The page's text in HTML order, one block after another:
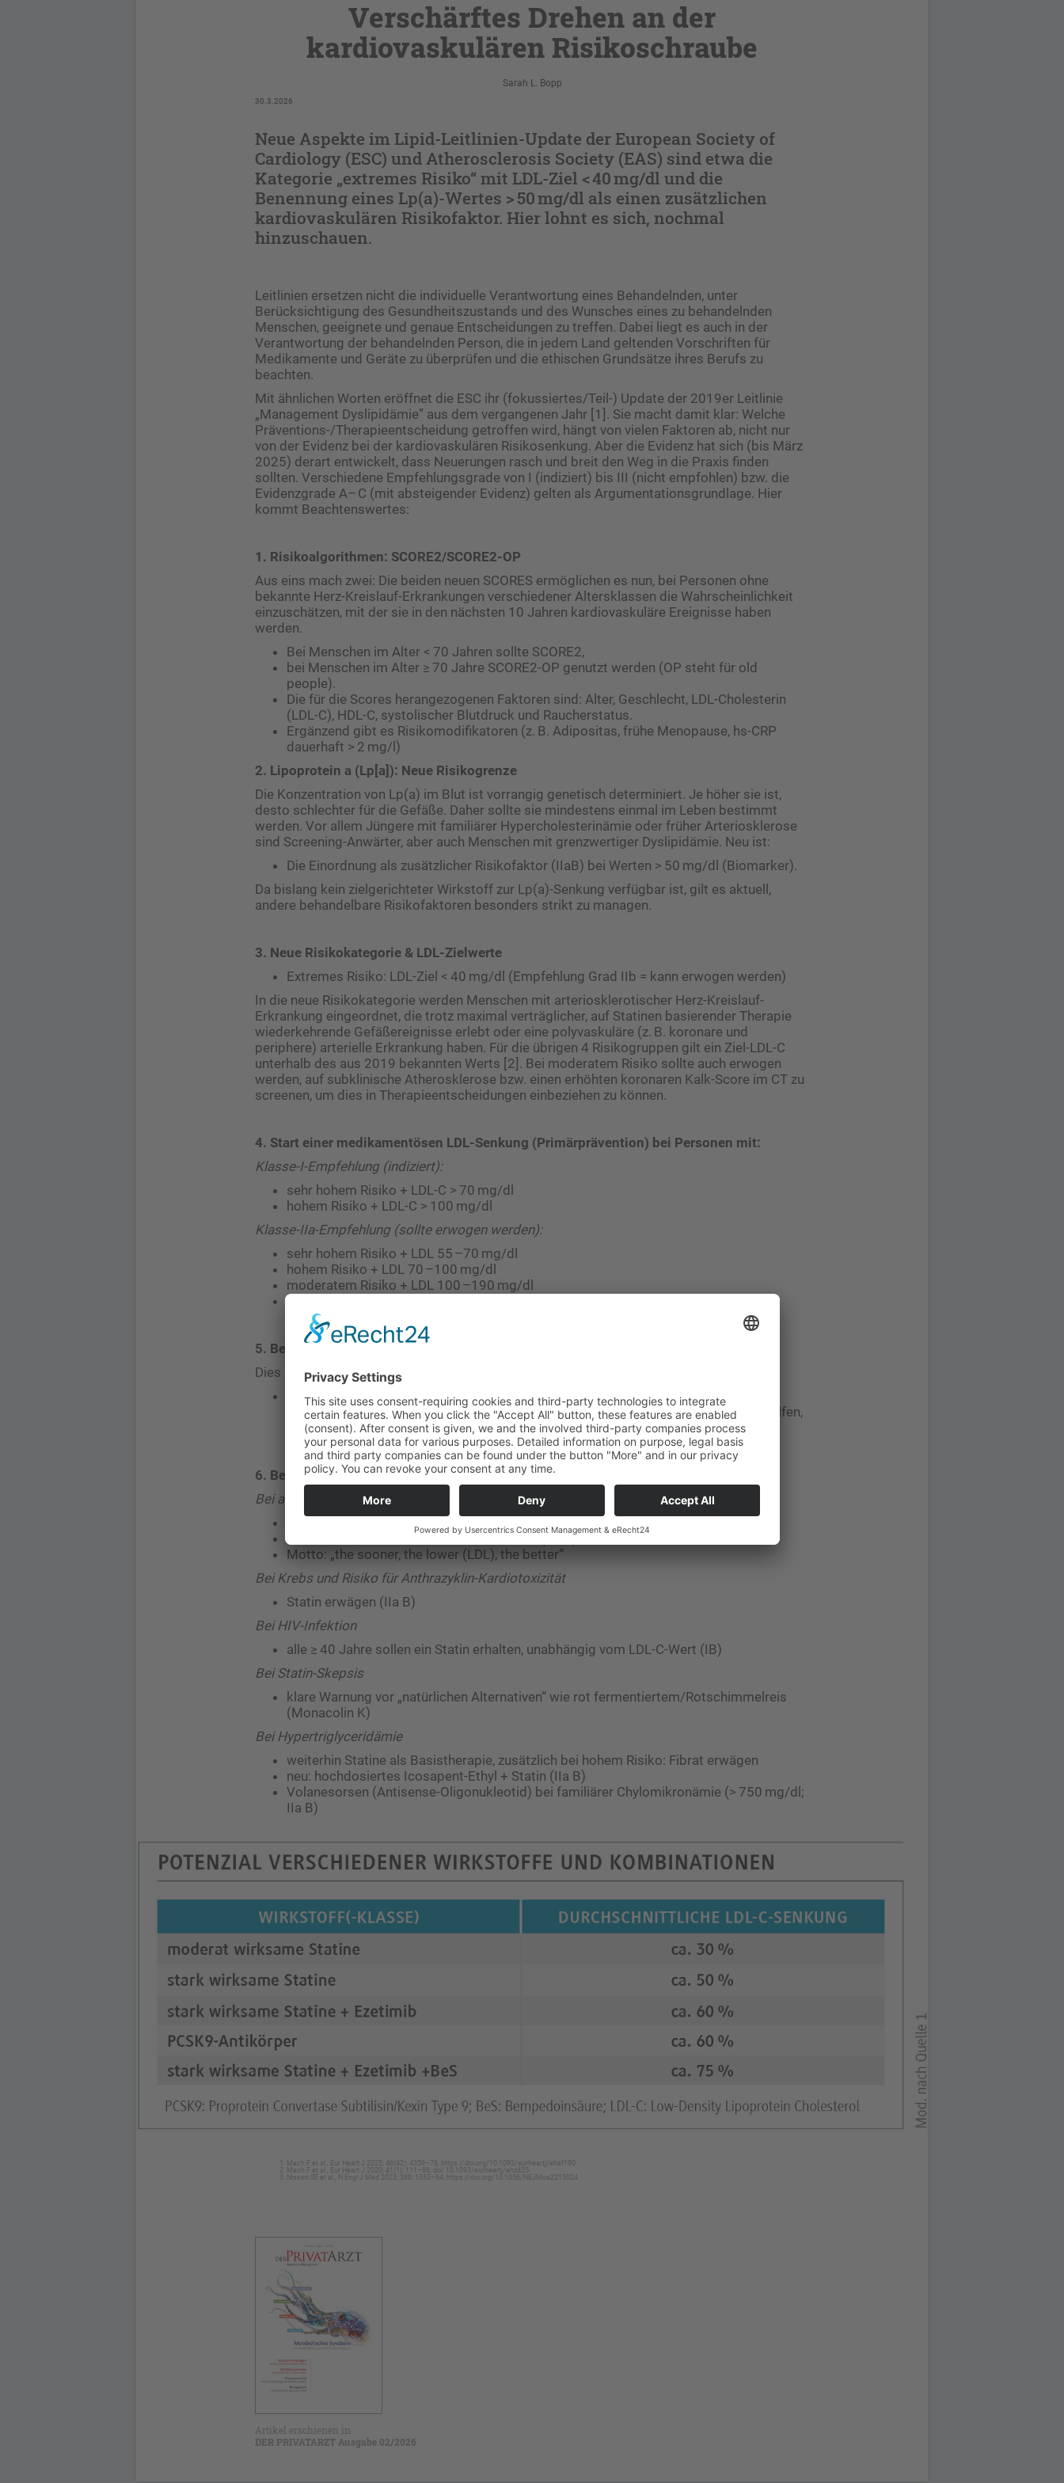
Verschärftes Drehen an der
kardiovaskulären Risikoschraube
Sarah L. Bopp
30.3.2026
Neue Aspekte im Lipid-Leitlinien-Update der European Society of
Cardiology (ESC) und Atherosclerosis Society (EAS) sind etwa die
Kategorie „extremes Risiko“ mit LDL-Ziel < 40 mg/dl und die
Benennung eines Lp(a)-Wertes > 50 mg/dl als einen zusätzlichen
kardiovaskulären Risikofaktor. Hier lohnt es sich, nochmal
hinzuschauen.
Leitlinien ersetzen nicht die individuelle Verantwortung eines Behandelnden, unter
Berücksichtigung des Gesundheitszustands und des Wunsches eines zu behandelnden
Menschen, geeignete und genaue Entscheidungen zu treffen. Dabei liegt es auch in der
Verantwortung der behandelnden Person, die in jedem Land geltenden Vorschriften für
Medikamente und Geräte zu überprüfen und die ethischen Grundsätze ihres Berufs zu
beachten.
Mit ähnlichen Worten eröffnet die ESC ihr (fokussiertes/Teil-) Update der 2019er Leitlinie
„Management Dyslipidämie” aus dem vergangenen Jahr [1]. Sie macht damit klar: Welche
Präventions-/Therapieentscheidung getroffen wird, hängt von vielen Faktoren ab, nicht nur
von der Evidenz bei der kardiovaskulären Risikosenkung. Aber die Evidenz hat sich (bis März
2025) derart entwickelt, dass Neuerungen rasch und breit den Weg in die Praxis finden
sollten. Verschiedene Empfehlungsgrade von I (indiziert) bis III (nicht empfohlen) bzw. die
Evidenzgrade A– C (mit absteigender Evidenz) gelten als Argumentationsgrundlage. Hier
kommt Beachtenswertes:
1. Risikoalgorithmen: SCORE2/SCORE2-OP
Aus eins mach zwei: Die beiden neuen SCORES ermöglichen es nun, bei Personen ohne
bekannte Herz-Kreislauf-Erkrankungen verschiedener Altersklassen die Wahrscheinlichkeit
einzuschätzen, mit der sie in den nächsten 10 Jahren kardiovaskuläre Ereignisse haben
werden.
Bei Menschen im Alter < 70 Jahren sollte SCORE2,
bei Menschen im Alter ≥ 70 Jahre SCORE2-OP ­genutzt werden (OP steht für old
people).
Die für die Scores herangezogenen Faktoren sind: Alter, Geschlecht, LDL-Cholesterin
(LDL-C), HDL-C, systolischer Blutdruck und Raucherstatus.
Ergänzend gibt es Risikomodifikatoren (z. B. Adipositas, frühe Menopause, hs-CRP
dauerhaft > 2 mg/l)
2. Lipoprotein a (Lp[a]): Neue Risikogrenze
Die Konzentration von Lp(a) im Blut ist vorrangig genetisch determiniert. Je höher sie ist,
desto schlechter für die Gefäße. Daher sollte sie mindestens einmal im Leben bestimmt
werden. Vor allem Jüngere mit familiärer Hypercholesterinämie oder früher ­Arteriosklerose
sind Screening-Anwärter, aber auch Menschen mit grenzwertiger Dyslipidämie. Neu ist:
Die Einordnung als zusätzlicher Risikofaktor (IIaB) bei Werten > 50 mg/dl (Biomarker).
Da bislang kein zielgerichteter Wirkstoff zur Lp(a)-Senkung verfügbar ist, gilt es aktuell,
andere behandelbare Risikofaktoren besonders strikt zu managen.
3. Neue Risikokategorie & LDL-Zielwerte
Extremes Risiko: LDL-Ziel < 40 mg/dl (Empfehlung Grad IIb = kann erwogen werden)
In die neue Risikokategorie werden Menschen mit arteriosklerotischer Herz-Kreislauf-
Erkrankung eingeordnet, die trotz maximal verträglicher, auf Statinen basierender Therapie
wiederkehrende Gefäßereignisse erlebt oder eine polyvaskuläre (z. B. koronare und
periphere) arterielle Erkrankung haben. Für die übrigen 4 Risikogruppen gilt ein Ziel-LDL-C
unterhalb des aus 2019 bekannten Werts [2]. Bei moderatem Risiko sollte auch erwogen
werden, auf subklinische Atherosklerose bzw. einen erhöhten koronaren Kalk-Score im CT zu
screenen, um dies in Therapieentscheidungen einbeziehen zu können.
4. Start einer medikamentösen LDL-Senkung (Primärprävention) bei Personen mit:
Klasse-I-Empfehlung (indiziert):
sehr hohem Risiko + LDL-C > 70 mg/dl
hohem Risiko + LDL-C > 100 mg/dl
Klasse-IIa-Empfehlung (sollte erwogen werden):
sehr hohem Risiko + LDL 55 –70 mg/dl
hohem Risiko + LDL 70 –100 mg/dl
moderatem Risiko + LDL 100 –190 mg/dl
niedrigem Risiko + LDL 116 –190 mg/dl
5. Bempedoinsäure prominent positioniert
Dies berücksichtigt die Studie CLEAR OUTCOMES [3].
Bei Statinintoleranz wird alternativ eine Non-Statin-Therapie mit kardiovaskulärem
Nutzen empfohlen (IA), der ATP-Citrat-Lyase-Hemmer Bempedoinsäure soll hier helfen,
das LDL-C-Ziel zu erreichen (IB).
6. Besondere Situationen
Bei akutem Koronarsyndrom
Start mit hochdosiertem Statin + Ezetimib (IIa B)
Motto: „the sooner, the lower (LDL), the better“
Bei Krebs und Risiko für Anthrazyklin-Kardiotoxizität
Statin erwägen (IIa B)
Bei HIV-Infektion
alle ≥ 40 Jahre sollen ein Statin erhalten, unabhängig vom LDL-C-Wert (IB)
Bei Statin-Skepsis
klare Warnung vor „natürlichen Alternativen“ wie rot fermentiertem/Rotschimmelreis
(Monacolin K)
Bei Hypertriglyceridämie
weiterhin Statine als Basistherapie, zusätzlich bei hohem Risiko: Fibrat erwägen
neu: hochdosiertes Icosapent-Ethyl + Statin (IIa B)
Volanesorsen (Antisense-Oligonukleotid) bei familiärer Chylomikronämie (> 750 mg/dl;
IIa B)
Mach F et al., Eur Heart J 2025; 46(42): 4359–78, https://doi.org/10.1093/eurheartj/ehaf190
Mach F et al., Eur Heart J 2020; 41(1): 111–88, doi: 10.1093/eurheartj/ehz455
Nissen SE et al., N Engl J Med 2023; 388: 1353–64, https://doi.org/10.1056/NEJMoa2215024
Artikel erschienen in
DER PRIVATARZT Ausgabe 02/2026